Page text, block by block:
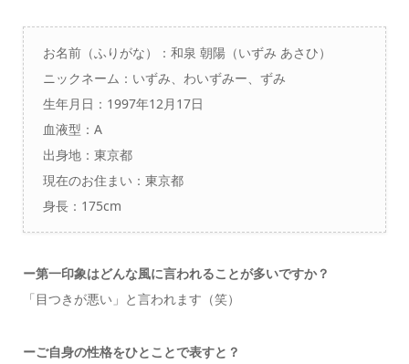
お名前（ふりがな）：和泉 朝陽（いずみ あさひ）
ニックネーム：いずみ、わいずみー、ずみ
生年月日：1997年12月17日
血液型：A
出身地：東京都
現在のお住まい：東京都
身長：175cm
ー第一印象はどんな風に言われることが多いですか？
「目つきが悪い」と言われます（笑）
ーご自身の性格をひとことで表すと？